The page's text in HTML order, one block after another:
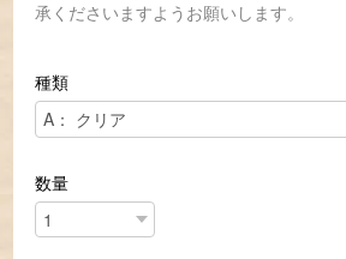
承くださいますようお願いします。
種類
数量